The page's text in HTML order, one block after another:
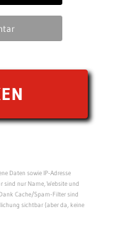
Daten sowie IP-Adresse
sind nur Name, Website und
Cache/Spam-Filter sind
sichtbar (aber da, keine